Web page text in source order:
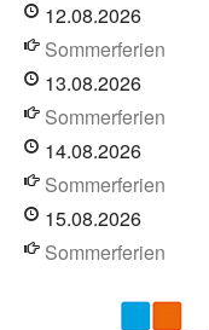
12.08.2026
Sommerferien
13.08.2026
Sommerferien
14.08.2026
Sommerferien
15.08.2026
Sommerferien